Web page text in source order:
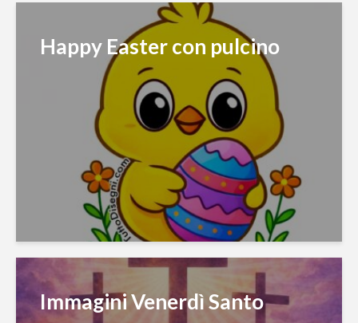
Happy Easter con pulcino
Immagini Venerdì Santo